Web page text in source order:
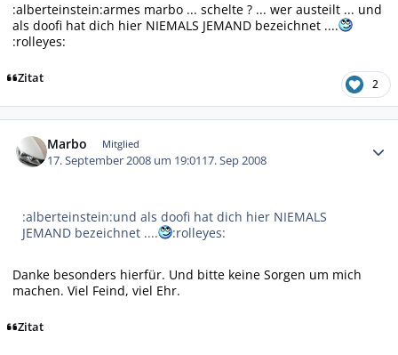
:alberteinstein:armes marbo ... schelte ? ... wer austeilt ... und
als doofi hat dich hier NIEMALS JEMAND bezeichnet ....
:rolleyes:
Zitat 2
Marbo Mitglied
17. September 2008 um 19:0117. Sep 2008
:alberteinstein:und als doofi hat dich hier NIEMALS
JEMAND bezeichnet ....
:rolleyes:
Danke besonders hierfür. Und bitte keine Sorgen um mich
machen. Viel Feind, viel Ehr.
Zitat